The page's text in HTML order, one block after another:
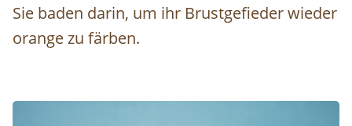
Sie baden darin, um ihr Brustgefieder wieder
orange zu färben.